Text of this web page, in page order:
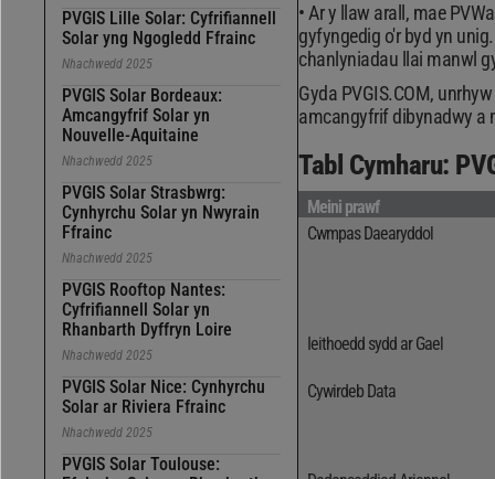
PVGIS Lille Solar: Cyfrifiannell
Solar yng Ngogledd Ffrainc
Nhachwedd 2025
PVGIS Solar Bordeaux:
Amcangyfrif Solar yn
Nouvelle-Aquitaine
Nhachwedd 2025
PVGIS Solar Strasbwrg:
Cynhyrchu Solar yn Nwyrain
Ffrainc
Nhachwedd 2025
PVGIS Rooftop Nantes:
Cyfrifiannell Solar yn
Rhanbarth Dyffryn Loire
Nhachwedd 2025
PVGIS Solar Nice: Cynhyrchu
Solar ar Riviera Ffrainc
Nhachwedd 2025
PVGIS Solar Toulouse:
Ar y llaw arall, mae
gyfyngedig o'r byd yn
chanlyniadau llai manwl
Gyda PVGIS.COM,
amcangyfrif dibynadwy a
Tabl Cymharu:
Meini prawf
Cwmpas Daearyddol
Ieithoedd sydd ar Gael
Cywirdeb Data